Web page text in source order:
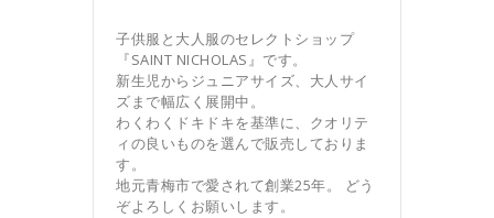
子供服と大人服のセレクトショップ
『SAINT NICHOLAS』です。
新生児からジュニアサイズ、大人サイ
ズまで幅広く展開中。
わくわくドキドキを基準に、クオリテ
ィの良いものを選んで販売しておりま
す。
地元青梅市で愛されて創業25年。 どう
ぞよろしくお願いします。